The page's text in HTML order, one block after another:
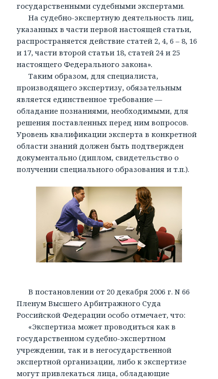
государственными судебными экспертами.
На судебно-экспертную деятельность лиц,
указанных в части первой настоящей статьи,
распространяется действие статей 2, 4, 6 – 8, 16
и 17, части второй статьи 18, статей 24 и 25
настоящего Федерального закона».
Таким образом, для специалиста,
производящего экспертизу, обязательным
является единственное требование —
обладание познаниями, необходимыми, для
решения поставленных перед ним вопросов.
Уровень квалификации эксперта в конкретной
области знаний должен быть подтвержден
документально (диплом, свидетельство о
получении специального образования и т.п.).
В постановлении от 20 декабря 2006 г. N 66
Пленум Высшего Арбитражного Суда
Российской Федерации особо отмечает, что:
«Экспертиза может проводиться как в
государственном судебно-экспертном
учреждении, так и в негосударственной
экспертной организации, либо к экспертизе
могут привлекаться лица, обладающие